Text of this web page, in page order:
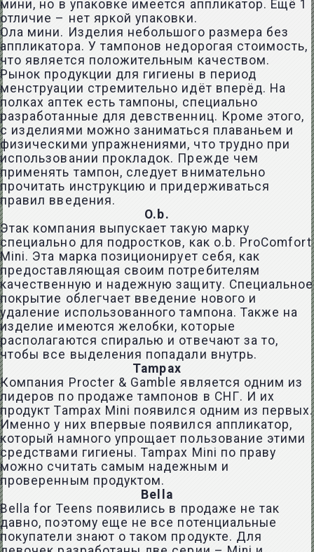
мини, но в упаковке имеется аппликатор. Ещё 1
отличие – нет яркой упаковки.
Ола мини. Изделия небольшого размера без
аппликатора. У тампонов недорогая стоимость,
что является положительным качеством.
Рынок продукции для гигиены в период
менструации стремительно идёт вперёд. На
полках аптек есть тампоны, специально
разработанные для девственниц. Кроме этого,
с изделиями можно заниматься плаваньем и
физическими упражнениями, что трудно при
использовании прокладок. Прежде чем
применять тампон, следует внимательно
прочитать инструкцию и придерживаться
правил введения.
O.b.
Этак компания выпускает такую марку
специально для подростков, как o.b. ProComfort
Mini. Эта марка позиционирует себя, как
предоставляющая своим потребителям
качественную и надежную защиту. Специальное
покрытие облегчает введение нового и
удаление использованного тампона. Также на
изделие имеются желобки, которые
располагаются спиралью и отвечают за то,
чтобы все выделения попадали внутрь.
Tampax
Компания Procter & Gamble является одним из
лидеров по продаже тампонов в СНГ. И их
продукт Tampax Mini появился одним из первых.
Именно у них впервые появился аппликатор,
который намного упрощает пользование этими
средствами гигиены. Tampax Mini по праву
можно считать самым надежным и
проверенным продуктом.
Bella
Bella for Teens появились в продаже не так
давно, поэтому еще не все потенциальные
покупатели знают о таком продукте. Для